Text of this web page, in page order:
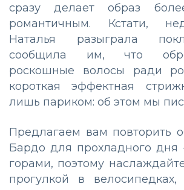
сразу делает образ
романтичным. Кстати,
Наталья разыграла
сообщила им, что
роскошные волосы ради
короткая эффектная
лишь париком: об этом мы
Предлагаем вам повторить
Бардо для прохладного дня
горами, поэтому
прогулкой в